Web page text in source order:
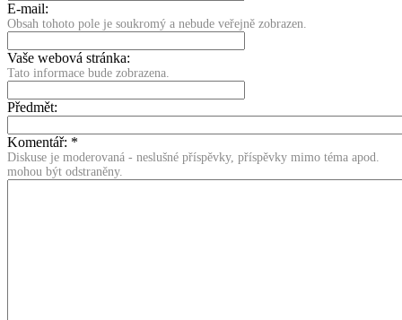
E-mail:
Obsah tohoto pole je soukromý a nebude veřejně zobrazen.
Vaše webová stránka:
Tato informace bude zobrazena.
Předmět:
Komentář: *
Diskuse je moderovaná - neslušné příspěvky, příspěvky mimo téma apod.
mohou být odstraněny.